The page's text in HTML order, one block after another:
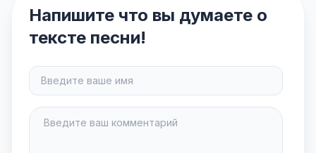
Напишите что вы думаете о
тексте песни!